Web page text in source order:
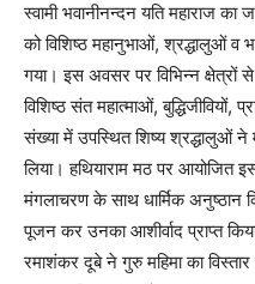
स्वामी भवानीनन्दन यति महाराज का
को विशिष्ठ महानुभाओं, श्रद्धालुओं व
गया। इस अवसर पर विभिन्न क्षेत्रों
विशिष्ठ संत महात्माओं, बुद्धिजीवियों,
संख्या में उपस्थित शिष्य श्रद्धालुओं ने
लिया। हथियाराम मठ पर आयोजित
मंगलाचरण के साथ धार्मिक अनुष्ठान
पूजन कर उनका आशीर्वाद प्राप्त
रमाशंकर दूबे ने गुरु महिमा का